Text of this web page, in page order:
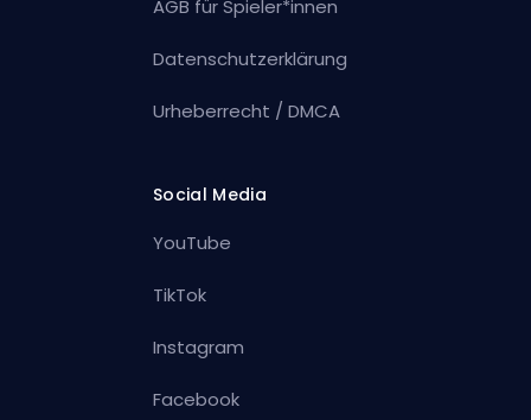
AGB für Spieler*innen
Datenschutzerklärung
Urheberrecht / DMCA
Social Media
YouTube
TikTok
Instagram
Facebook